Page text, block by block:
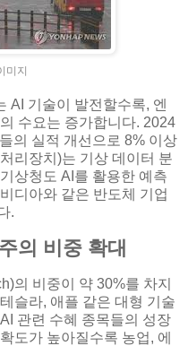
미지
AI 기술이 발전할수록, 엔
수요는 증가합니다. 2024
의 실적 개선으로 8% 이상
리장치)는 기상 데이터 분
상청도 AI를 활용한 예측
디아와 같은 반도체 기업
.
의 비중 확대
의 비중이 약 30%를 차지
슬라, 애플 같은 대형 기술
관련 수혜 종목들의 성장
도가 높아질수록 농업, 에